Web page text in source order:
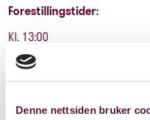
Denne nettsiden bruker
Forestillingstider:
Kl. 13:00
Kl. 14:30
Kl. 16:00